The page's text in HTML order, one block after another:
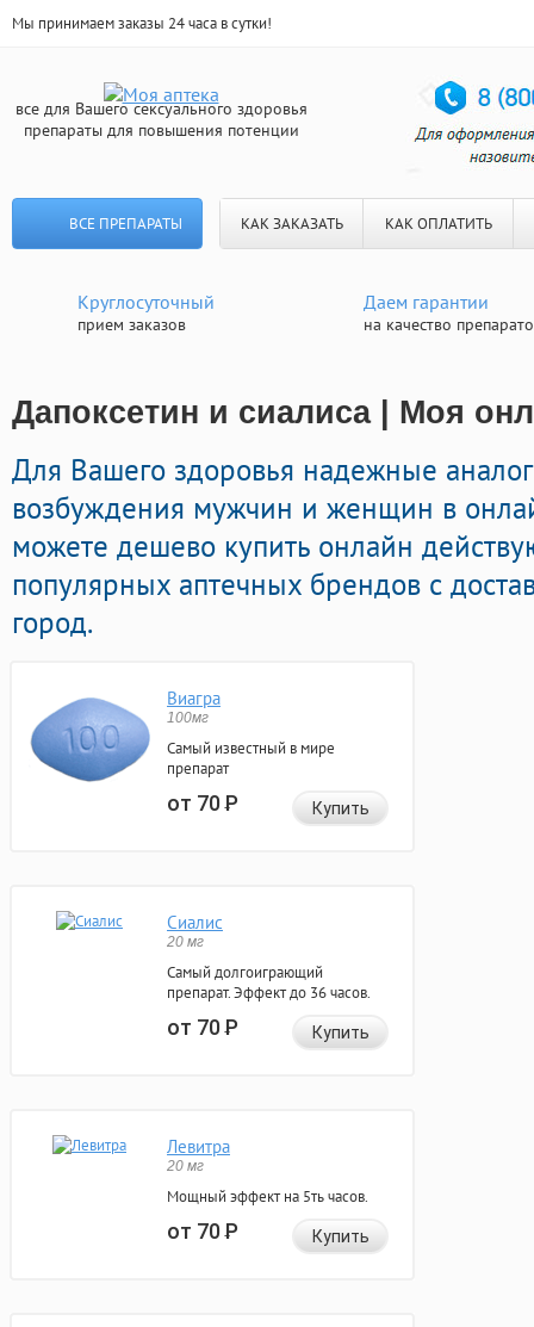
Мы принимаем заказы 24 часа в сутки!
все для Вашего сексуального здоровья
препараты для повышения потенции
ВСЕ ПРЕПАРАТЫ КАК ЗАКАЗАТЬ КАК ОПЛАТИТЬ
Круглосуточный
прием заказов
Даем гарантии
на качество
Дапоксетин и сиалиса | Моя
Для Вашего здоровья надежные
возбуждения мужчин и женщин в
можете дешево купить онлайн
популярных аптечных брендов с
город.
Виагра
100мг
Самый известный в мире
препарат
от 70Р Купить
Сиалис
20 мг
Самый долгоиграющий
препарат. Эффект до 36 часов.
от 70Р Купить
Левитра
20 мг
Мощный эффект на 5ть часов.
от 70Р Купить